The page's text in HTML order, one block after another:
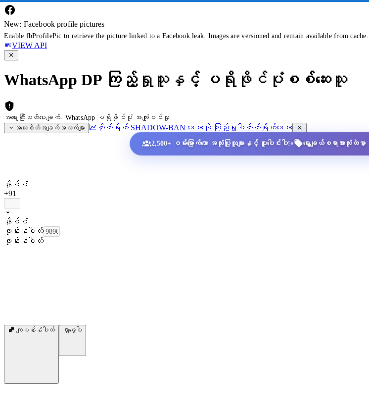
New: Facebook profile pictures
Enable fbProfilePic to retrieve the picture linked to a Facebook leak. Images are versioned and remain available from cache.
VIEW API
WhatsApp DP ကြည့်ရှုသူနှင့် ပရိုဖိုင်ပုံစစ်ဆေးသူ
အရေးကြီးသတိပေးချက်- WhatsApp ပရိုဖိုင်ပုံ အကျုံးဝင်မှု
အသေးစိတ်အချက်အလက်များ
တိုက်ရိုက် SHADOW-BAN ဒေတာကို ကြည့်ရှုပါ တိုက်ရိုက်ဒေတာ
2,500+ ဝမ်းမြောက်သော အသုံးပြုသူများနှင့် ပူးပေါင်းပါ!• ရွေးချယ်စရာအားလုံး
နိုင်ငံ
+91
နိုင်ငံ
ဖုန်းနံပါတ်
ဖုန်းနံပါတ်
ကျပန်းနံပါတ် ရှာဖွေပါ